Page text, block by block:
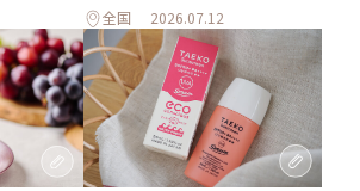
全国 2026.07.12